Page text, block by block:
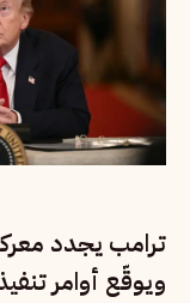
ترامب يجدد
ويوقّع أوامر